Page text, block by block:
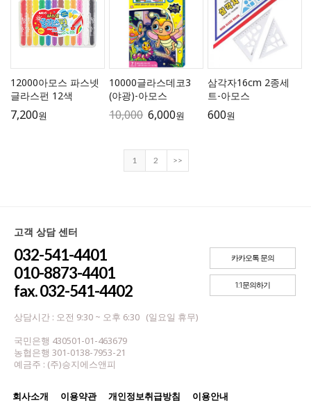
12000아모스 파스넷
글라스펀 12색
7,200원
10000글라스데코3
(야광)-아모스
10,000 6,000원
삼각자16cm 2종세
트-아모스
600원
1 2 >>
고객 상담 센터
032-541-4401
010-8873-4401
fax. 032-541-4402
상담시간 : 오전 9:30 ~ 오후 6:30 (일요일 휴무)
국민은행 430501-01-463679
농협은행 301-0138-7953-21
예금주 : (주)승지에스앤피
카카오톡 문의
1:1문의하기
회사소개 이용약관 개인정보취급방침 이용안내